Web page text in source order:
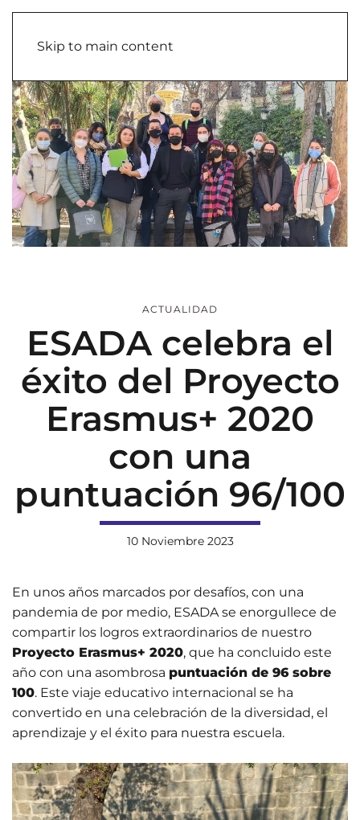
Skip to main content
ACTUALIDAD
ESADA celebra el
éxito del Proyecto
Erasmus+ 2020
con una
puntuación 96/100
10 Noviembre 2023
En unos años marcados por desafíos, con una
pandemia de por medio, ESADA se enorgullece de
compartir los logros extraordinarios de nuestro
Proyecto Erasmus+ 2020, que ha concluido este
año con una asombrosa puntuación de 96 sobre
100. Este viaje educativo internacional se ha
convertido en una celebración de la diversidad, el
aprendizaje y el éxito para nuestra escuela.